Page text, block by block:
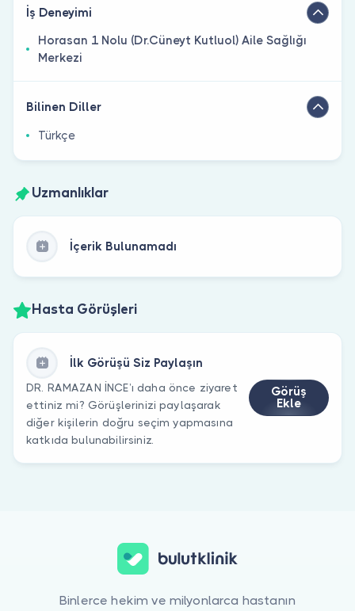
İş Deneyimi
Horasan 1 Nolu (Dr.Cüneyt Kutluol) Aile Sağlığı
Merkezi
Bilinen Diller
Türkçe
Uzmanlıklar
İçerik Bulunamadı
Hasta Görüşleri
İlk Görüşü Siz Paylaşın
DR. RAMAZAN İNCE’ı daha önce ziyaret
ettiniz mi? Görüşlerinizi paylaşarak
diğer kişilerin doğru seçim yapmasına
katkıda bulunabilirsiniz.
Görüş
Ekle
Binlerce hekim ve milyonlarca hastanın